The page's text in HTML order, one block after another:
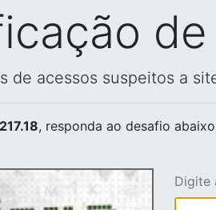
de acessos suspeitos a
, responda ao desafio
Digite